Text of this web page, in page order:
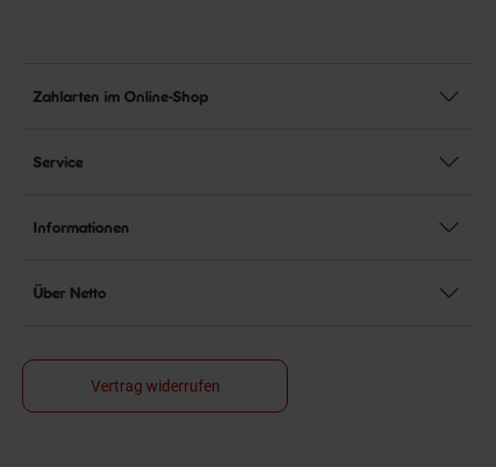
Zahlarten im Online-Shop
Service
Informationen
Über Netto
Vertrag widerrufen